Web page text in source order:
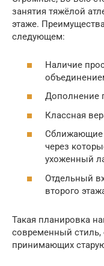
занятия тяжёлой
этаже.
следующем:
Наличие
Дополнение
Классная
Сближающие
через
ухоженный
Отдельный
второго
Такая планировка
современный
принимающих